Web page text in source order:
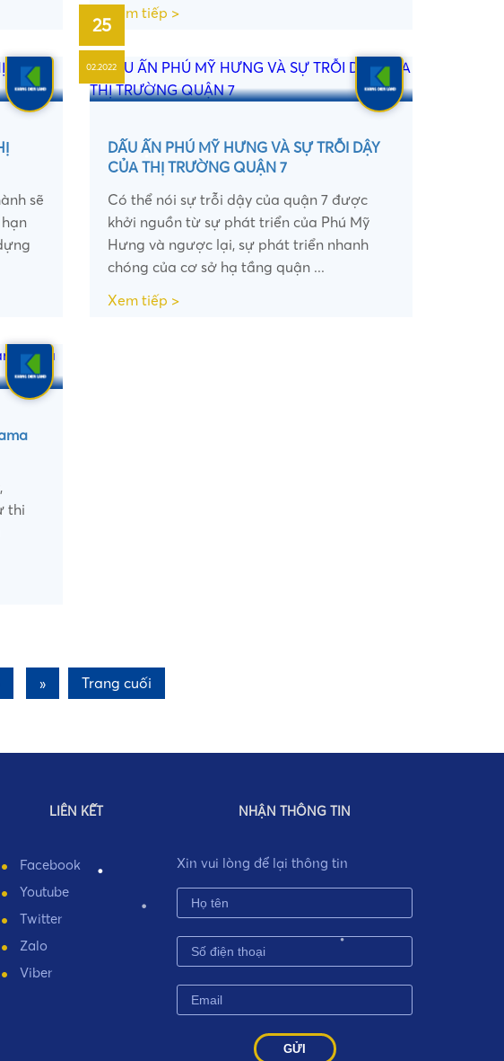
•
Xem tiếp >
sẽ
25
02.2022
DẤU ẤN PHÚ MỸ HƯNG VÀ SỰ TRỖI DẬY
CỦA THỊ TRƯỜNG QUẬN 7
Có thể nói sự trỗi dậy của quận 7 được
khởi nguồn từ sự phát triển của Phú Mỹ
Hưng và ngược lại, sự phát triển nhanh
chóng của cơ sở hạ tầng quận ...
Xem tiếp >
thi
» Trang cuối
LIÊN KẾT
Facebook
Youtube
Twitter
Zalo
Viber
NHẬN THÔNG TIN
Xin vui lòng để lại thông tin